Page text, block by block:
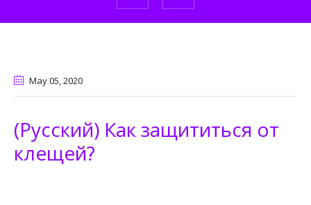
May 05, 2020
(Русский) Как защититься от
клещей?